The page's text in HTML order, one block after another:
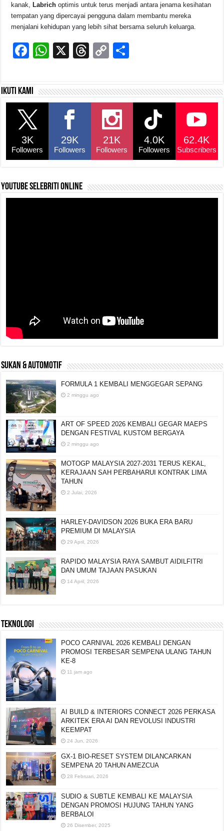
kanak,Labrich optimis untuk terus menjadi antara jenama kesihatan
tempatan yang dipercayai pengguna dalam membantu mereka
menjalani kehidupan yang lebih sihat bersama seluruh keluarga.
F
c
e
b
o
o
k
W
s
p
X
T
a
C
y
Li
n
k
e
Ikuti kami
3K
Followers
29K
Followers
21K
Followers
4.0K
Followers
62.4K
Subscribers
YouTube selebriti online
SUKAN & AUTOMOTIF
FORMULA 1 KEMBALI MENGGEGAR SEPANG
2 minggu ago
ART OF SPEED 2026 KEMBALI GEGAR MAEPS
DENGAN FESTIVAL KUSTOM BERGAYA
2 minggu ago
MOTOGP MALAYSIA 2027-2031 TERUS KEKAL,
KERAJAAN SAH PERBAHARUI KONTRAK LIMA
TAHUN
2 Julai, 2026
HARLEY-DAVIDSON 2026 BUKA ERA BARU
PREMIUM DI MALAYSIA
29 April, 2026
RAPIDO MALAYSIA RAYA SAMBUT AIDILFITRI
DAN UMUM TAJAAN PASUKAN
14 April, 2026
TEKNOLOGI
POCO CARNIVAL 2026 KEMBALI DENGAN
PROMOSI TERBESAR SEMPENA ULANG TAHUN
KE-8
11 jam ago
AI BUILD & INTERIORS CONNECT 2026 PERKASA
ARKITEK ERA AI DAN REVOLUSI INDUSTRI
KEEMPAT
24 Jun, 2026
GX-1 BIO-RESET SYSTEM DILANCARKAN
SEMPENA 20 TAHUN AMEZCUA
28 Februari, 2026
SUDIO & SUBTLE KEMBALI KE MALAYSIA
DENGAN PROMOSI HUJUNG TAHUN YANG
BERBALOI
26 Disember, 2025